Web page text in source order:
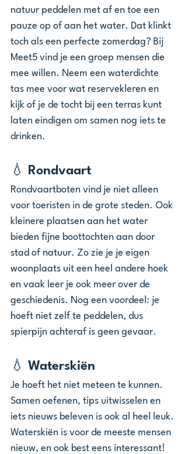
natuur peddelen met af en toe een
pauze op of aan het water. Dat klinkt
toch als een perfecte zomerdag? Bij
Meet5 vind je een groep mensen die
mee willen. Neem een waterdichte
tas mee voor wat reservekleren en
kijk of je de tocht bij een terras kunt
laten eindigen om samen nog iets te
drinken.
💧 Rondvaart
Rondvaartboten vind je niet alleen
voor toeristen in de grote steden. Ook
kleinere plaatsen aan het water
bieden fijne boottochten aan door
stad of natuur. Zo zie je je eigen
woonplaats uit een heel andere hoek
en vaak leer je ook meer over de
geschiedenis. Nog een voordeel: je
hoeft niet zelf te peddelen, dus
spierpijn achteraf is geen gevaar.
💧 Waterskiën
Je hoeft het niet meteen te kunnen.
Samen oefenen, tips uitwisselen en
iets nieuws beleven is ook al heel leuk.
Waterskiën is voor de meeste mensen
nieuw, en ook best eens interessant!